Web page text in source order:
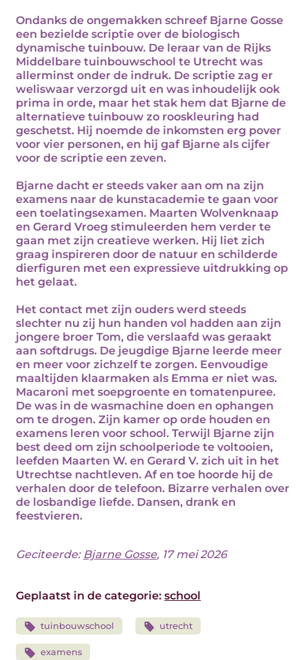
Ondanks de ongemakken schreef Bjarne Gosse
een bezielde scriptie over de biologisch
dynamische tuinbouw. De leraar van de Rijks
Middelbare tuinbouwschool te Utrecht was
allerminst onder de indruk. De scriptie zag er
weliswaar verzorgd uit en was inhoudelijk ook
prima in orde, maar het stak hem dat Bjarne de
alternatieve tuinbouw zo rooskleuring had
geschetst. Hij noemde de inkomsten erg pover
voor vier personen, en hij gaf Bjarne als cijfer
voor de scriptie een zeven.
Bjarne dacht er steeds vaker aan om na zijn
examens naar de kunstacademie te gaan voor
een toelatingsexamen. Maarten Wolvenknaap
en Gerard Vroeg stimuleerden hem verder te
gaan met zijn creatieve werken. Hij liet zich
graag inspireren door de natuur en schilderde
dierfiguren met een expressieve uitdrukking op
het gelaat.
Het contact met zijn ouders werd steeds
slechter nu zij hun handen vol hadden aan zijn
jongere broer Tom, die verslaafd was geraakt
aan softdrugs. De jeugdige Bjarne leerde meer
en meer voor zichzelf te zorgen. Eenvoudige
maaltijden klaarmaken als Emma er niet was.
Macaroni met soepgroente en tomatenpuree.
De was in de wasmachine doen en ophangen
om te drogen. Zijn kamer op orde houden en
examens leren voor school. Terwijl Bjarne zijn
best deed om zijn schoolperiode te voltooien,
leefden Maarten W. en Gerard V. zich uit in het
Utrechtse nachtleven. Af en toe hoorde hij de
verhalen door de telefoon. Bizarre verhalen over
de losbandige liefde. Dansen, drank en
feestvieren.
Geciteerde: Bjarne Gosse, 17 mei 2026
Geplaatst in de categorie: school
tuinbouwschool utrecht
examens